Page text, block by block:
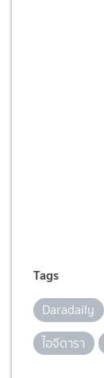
Tags
Daradaily
ไอจีดารา